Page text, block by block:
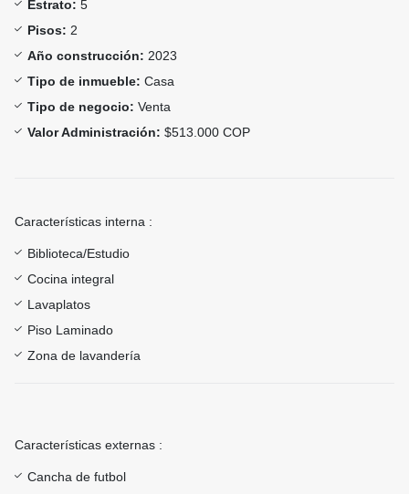
Estrato: 5
Pisos: 2
Año construcción: 2023
Tipo de inmueble: Casa
Tipo de negocio: Venta
Valor Administración: $513.000 COP
Características interna :
Biblioteca/Estudio
Cocina integral
Lavaplatos
Piso Laminado
Zona de lavandería
Características externas :
Cancha de futbol